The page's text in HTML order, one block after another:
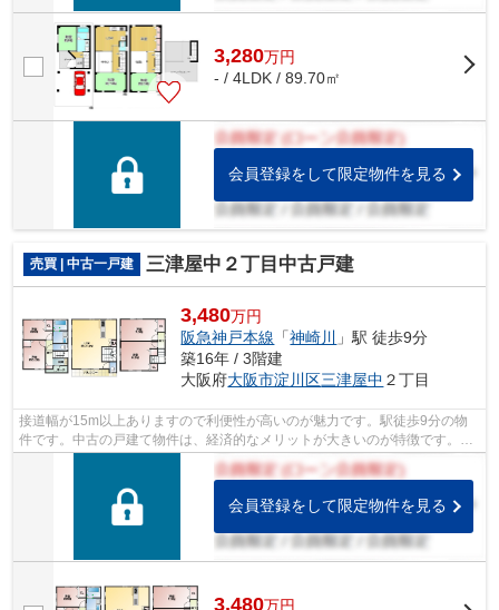
3,280万円
- / 4LDK / 89.70㎡
会員登録をして限定物件を見る
売買 | 中古一戸建 三津屋中２丁目中古戸建
3,480万円
阪急神戸本線 「神崎川
」駅 徒歩9分
築16年 / 3階建
大阪府大阪市淀川区三津屋中 ２丁目
接道幅が15m以上ありますので利便性が高いのが魅力です。駅徒歩9分の物
件です。中古の戸建て物件は、経済的なメリットが大きいのが特徴です。大
阪市淀川区で物件探しをされるなら、お...
会員登録をして限定物件を見る
3,480万円